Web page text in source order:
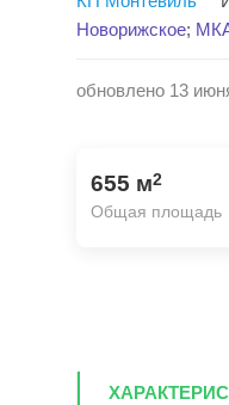
Новорижское;
обновлено 13
655 м2
Общая площадь